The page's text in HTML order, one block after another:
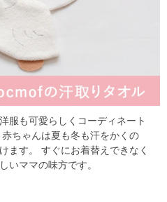
服も可愛らしくコーディネート
赤ちゃんは夏も冬も汗をかくの
ます。
すぐにお着替えできなく
いママの味方です。